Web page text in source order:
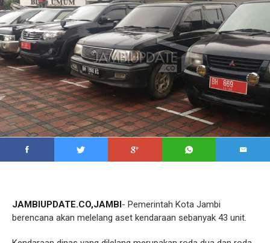
JAMBIUPDATE.CO,JAMBI- Pemerintah Kota Jambi
berencana akan melelang aset kendaraan sebanyak 43 unit.